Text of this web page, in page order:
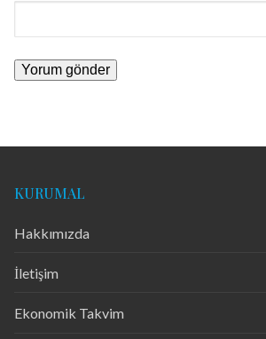
KURUMAL
Hakkımızda
İletişim
Ekonomik Takvim